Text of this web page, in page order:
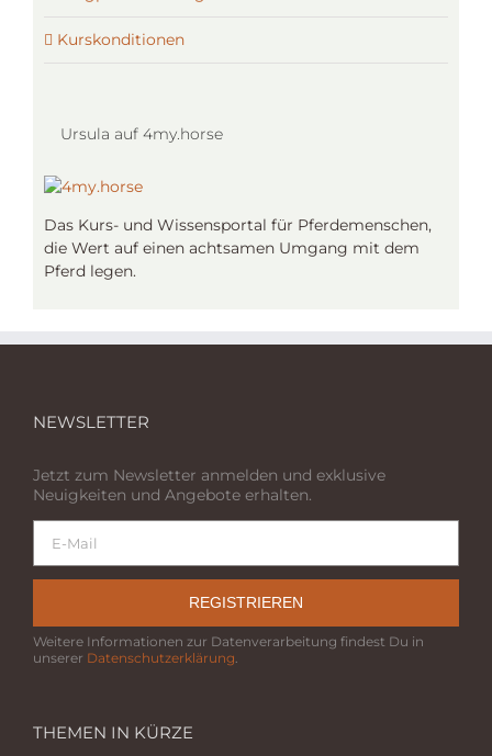
Kurskonditionen
Ursula auf 4my.horse
Das Kurs- und Wissensportal für Pferdemenschen,
die Wert auf einen achtsamen Umgang mit dem
Pferd legen.
NEWSLETTER
Jetzt zum Newsletter anmelden und exklusive
Neuigkeiten und Angebote erhalten.
REGISTRIEREN
Weitere Informationen zur Datenverarbeitung findest Du in
unserer Datenschutzerklärung.
THEMEN IN KÜRZE